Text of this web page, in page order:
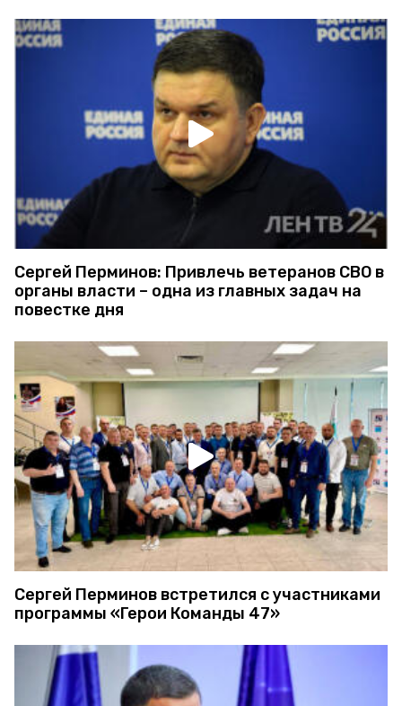
Сергей Перминов: Привлечь ветеранов СВО в
органы власти – одна из главных задач на
повестке дня
Сергей Перминов встретился с участниками
программы «Герои Команды 47»